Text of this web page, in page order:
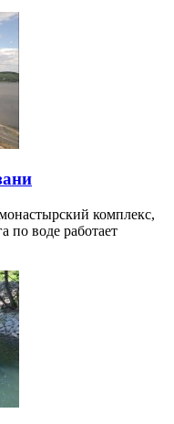
комплекс,
по воде работает